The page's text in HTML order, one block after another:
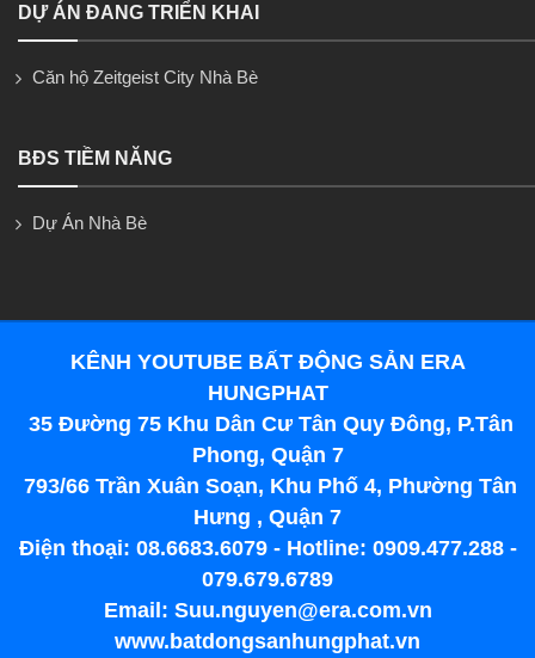
DỰ ÁN ĐANG TRIỂN KHAI
Căn hộ Zeitgeist City Nhà Bè
BĐS TIỀM NĂNG
Dự Án Nhà Bè
KÊNH YOUTUBE BẤT ĐỘNG SẢN ERA
HUNGPHAT
35 Đường 75 Khu Dân Cư Tân Quy Đông, P.Tân
Phong, Quận 7
793/66 Trần Xuân Soạn, Khu Phố 4, Phường Tân
Hưng , Quận 7
Điện thoại: 08.6683.6079 - Hotline: 0909.477.288 -
079.679.6789
Email: Suu.nguyen@era.com.vn
www.batdongsanhungphat.vn